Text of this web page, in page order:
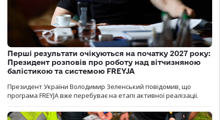
Перші результати очікуються на початку 2027 року:
Президент розповів про роботу над вітчизняною
балістикою та системою FREYJA
Президент України Володимир Зеленський повідомив, що
програма FREYJA вже перебуває на етапі активної реалізації.